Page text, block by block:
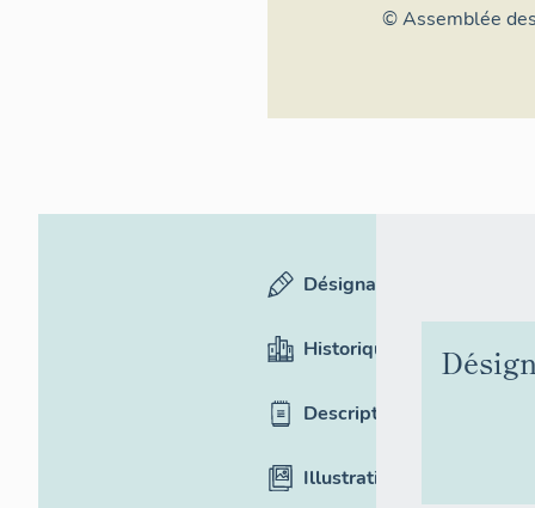
Inventaire
© Assemblée
Désignation
Historique
Description
Illustrations